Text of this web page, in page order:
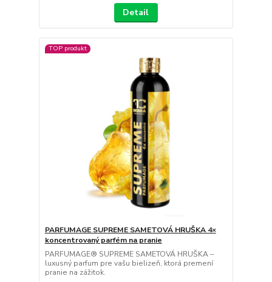
Detail
TOP produkt
PARFUMAGE SUPREME SAMETOVÁ HRUŠKA 4×
koncentrovaný parfém na pranie
PARFUMAGE® SUPREME SAMETOVÁ HRUŠKA –
luxusný parfum pre vašu bielizeň, ktorá premení
pranie na zážitok.